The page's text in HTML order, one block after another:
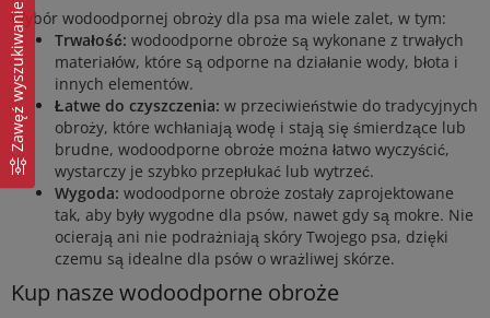
Zawęź wyszukiwanie
Wybór wodoodpornej obroży dla psa ma wiele zalet, w tym:
Trwałość: wodoodporne obroże są wykonane z trwałych
materiałów, które są odporne na działanie wody, błota i
innych elementów.
Łatwe do czyszczenia: w przeciwieństwie do tradycyjnych
obroży, które wchłaniają wodę i stają się śmierdzące lub
brudne, wodoodporne obroże można łatwo wyczyścić,
wystarczy je szybko przepłukać lub wytrzeć.
Wygoda: wodoodporne obroże zostały zaprojektowane
tak, aby były wygodne dla psów, nawet gdy są mokre. Nie
ocierają ani nie podrażniają skóry Twojego psa, dzięki
czemu są idealne dla psów o wrażliwej skórze.
Kup nasze wodoodporne obroże